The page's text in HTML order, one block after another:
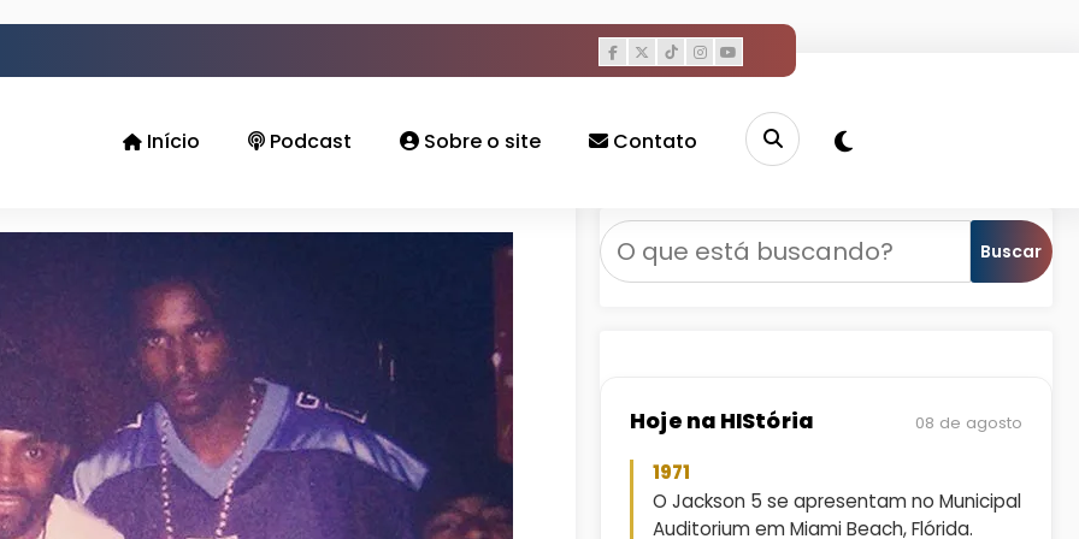
Início
Podcast Sobre o site Contato
A música perdida de Michael Jackson, Shaquille O’Neal e Ice Cube
Pesquisar Buscar
Hoje na HIStória 08 de agosto
1971
O Jackson 5 se apresentam no Municipal
Auditorium em Miami Beach, Flórida.